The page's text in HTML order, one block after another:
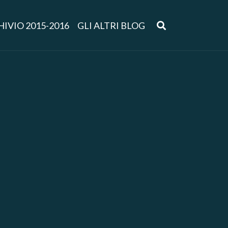
2015-2016 GLI ALTRI BLOG